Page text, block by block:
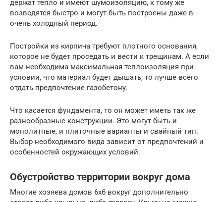
держат тепло и имеют шумоизоляцию, к тому же
возводятся быстро и могут быть построены даже в
очень холодный период.
Постройки из кирпича требуют плотного основания,
которое не будет проседать и вести к трещинам. А если
вам необходима максимальная теплоизоляция при
условии, что материал будет дышать, то лучше всего
отдать предпочтение газобетону.
Что касается фундамента, то он может иметь так же
разнообразные конструкции. Это могут быть и
монолитные, и плиточные варианты и свайный тип.
Выбор необходимого вида зависит от предпочтений и
особенностей окружающих условий.
Обустройство территории вокруг дома
Многие хозяева домов 6х6 вокруг дополнительно